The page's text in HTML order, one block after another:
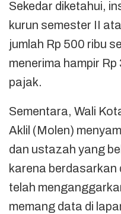
Sekedar diketahui,
kurun semester II
jumlah Rp 500 ribu
menerima hampir
pajak.
Sementara, Wali
Aklil (Molen)
dan ustazah yang
karena berdasarkan
telah
memang data di